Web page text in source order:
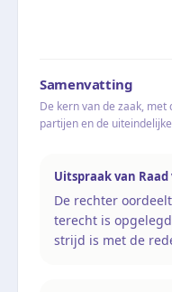
Samenvatting
De kern van de zaak,
partijen en de
Uitspraak van Raad
De rechter
terecht is
strijd is met de